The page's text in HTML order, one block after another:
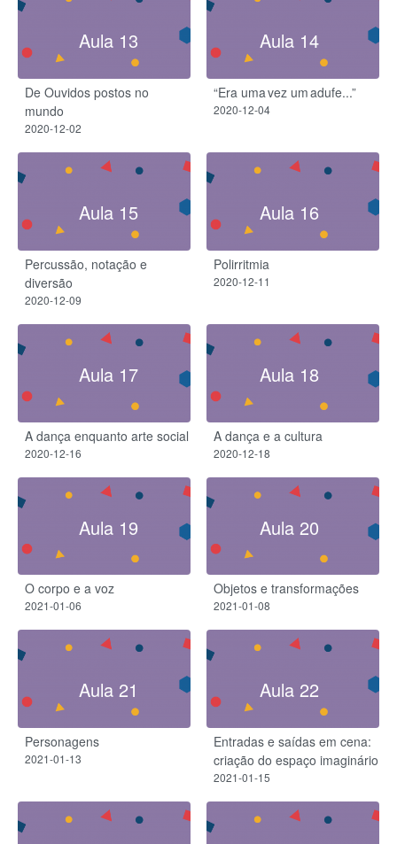
Aula 13
De Ouvidos postos no
mundo
2020-12-02
Aula 14
“Era uma vez um adufe...”
2020-12-04
Aula 15
Percussão, notação e
diversão
2020-12-09
Aula 16
Polirritmia
2020-12-11
Aula 17
A dança enquanto arte social
2020-12-16
Aula 18
A dança e a cultura
2020-12-18
Aula 19
O corpo e a voz
2021-01-06
Aula 20
Objetos e transformações
2021-01-08
Aula 21
Personagens
2021-01-13
Aula 22
Entradas e saídas em cena:
criação do espaço imaginário
2021-01-15